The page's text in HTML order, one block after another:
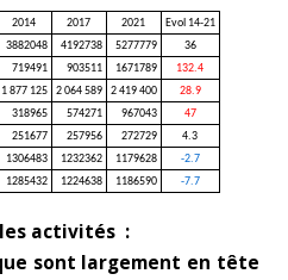
2014 2017 2021
Evol 14-21
3882048 4192738 5277779
36
719491 903511 1671789
132.4
1 877 125 2 064 589 2 419 400
28.9
318965 574271 967043
47
251677 257956 272729
4.3
1306483 1232362 1179628
-2.7
1285432 1224638 1186590 -7.7
activités :
sont largement en tête